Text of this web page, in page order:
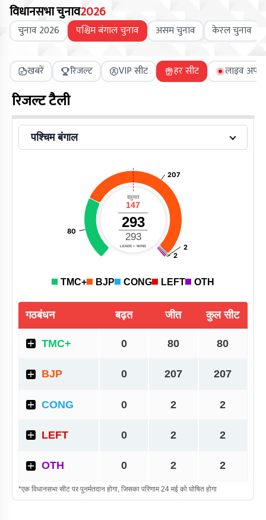
विधानसभा चुनाव2026
चुनाव 2026 पश्चिम बंगाल चुनाव असम चुनाव केरल चुनाव
खबरें रिजल्ट VIP सीट हर सीट लाइव
रिजल्ट टैली